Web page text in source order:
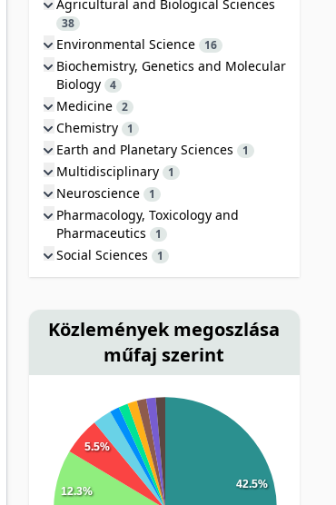
Agricultural and Biological Sciences
38
Environmental Science 16
Biochemistry, Genetics and Molecular
Biology 4
Medicine 2
Chemistry 1
Earth and Planetary Sciences 1
Multidisciplinary 1
Neuroscience 1
Pharmacology, Toxicology and
Pharmaceutics
1
Social Sciences 1
Közlemények megoszlása
műfaj szerint
42.5%
12.3%
5.5%